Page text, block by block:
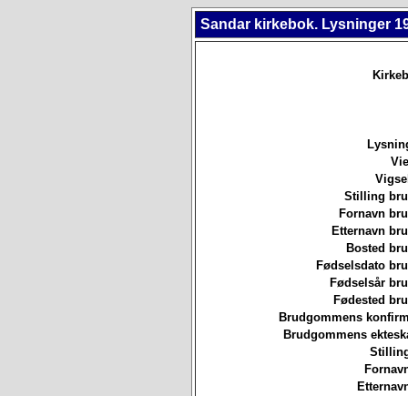
Sandar kirkebok. Lysninger
Stilling
Fornavn
Etternavn
Bosted
Fødselsdato
Fødselsår
Fødested
Brudgommens
Brudgommens